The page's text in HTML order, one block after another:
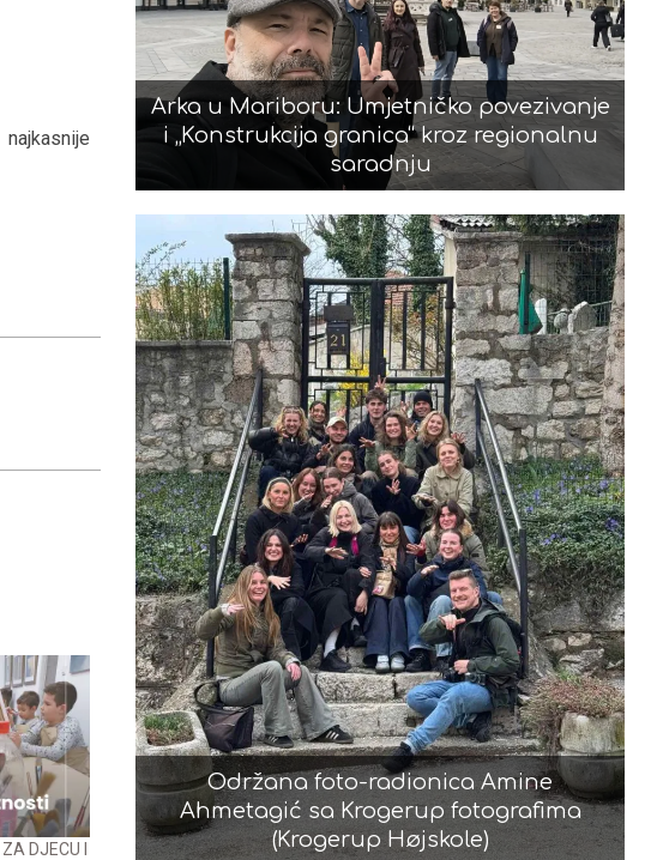
najkasnije
DJECU I
Arka u Mariboru: Umjetničko povezivanje
i „Konstrukcija granica“ kroz regionalnu
saradnju
Održana foto-radionica Amine
Ahmetagić sa Krogerup fotografima
(Krogerup Højskole)